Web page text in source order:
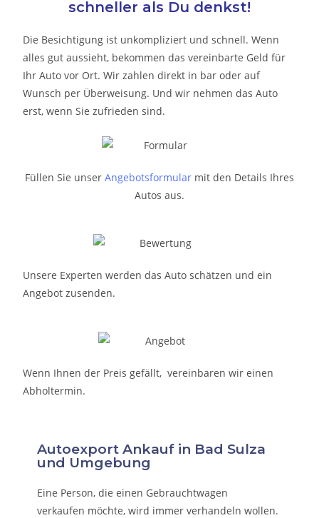
schneller als Du denkst!
Die Besichtigung ist unkompliziert und schnell. Wenn
alles gut aussieht, bekommen das vereinbarte Geld für
Ihr Auto vor Ort. Wir zahlen direkt in bar oder auf
Wunsch per Überweisung. Und wir nehmen das Auto
erst, wenn Sie zufrieden sind.
Füllen Sie unser Angebotsformular mit den Details Ihres
Autos aus.
Unsere Experten werden das Auto schätzen und ein
Angebot zusenden.
Wenn Ihnen der Preis gefällt, vereinbaren wir einen
Abholtermin.
Autoexport Ankauf in Bad Sulza
und Umgebung
Eine Person, die einen Gebrauchtwagen
verkaufen möchte, wird immer verhandeln wollen.